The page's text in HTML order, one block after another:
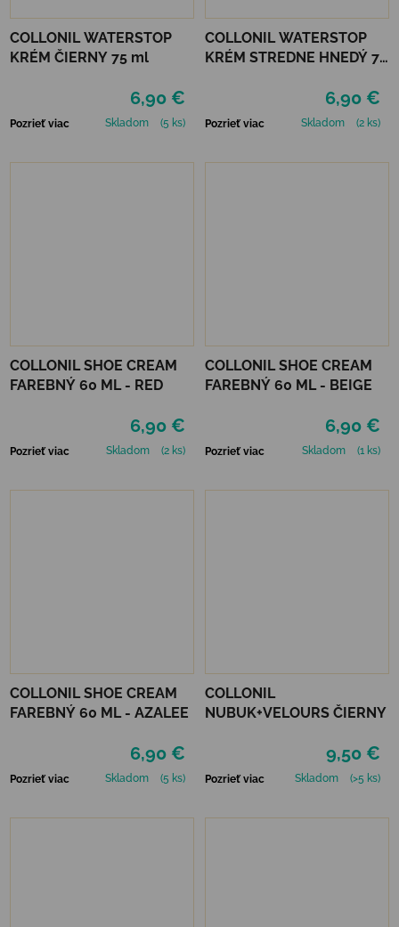
COLLONIL WATERSTOP
KRÉM ČIERNY 75 ml
6,90 €
Pozrieť viac Skladom (5 ks)
COLLONIL WATERSTOP
KRÉM STREDNE HNEDÝ 75
6,90 €
Pozrieť viac Skladom (2 ks)
COLLONIL SHOE CREAM
FAREBNÝ 60 ML - RED
6,90 €
Pozrieť viac Skladom (2 ks)
COLLONIL SHOE CREAM
FAREBNÝ 60 ML - BEIGE
6,90 €
Pozrieť viac Skladom (1 ks)
COLLONIL SHOE CREAM
FAREBNÝ 60 ML - AZALEE
6,90 €
Pozrieť viac Skladom (5 ks)
COLLONIL
NUBUK+VELOURS ČIERNY
9,50 €
Pozrieť viac Skladom (>5 ks)